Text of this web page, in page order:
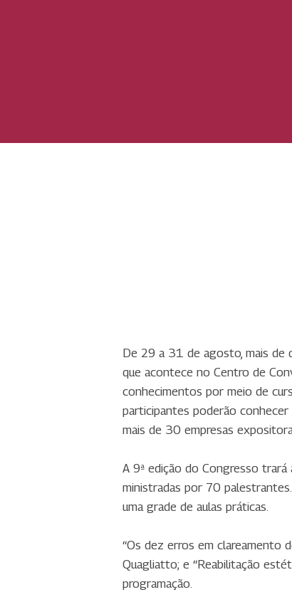
De 29 a 31 de agosto, mais de
que acontece no Centro de
conhecimentos por meio de
participantes poderão
mais de 30 empresas
A 9ª edição do Congresso
ministradas por 70
uma grade de aulas práticas.
“Os dez erros em clareamento
Quagliatto; e “Reabilitação
programação.